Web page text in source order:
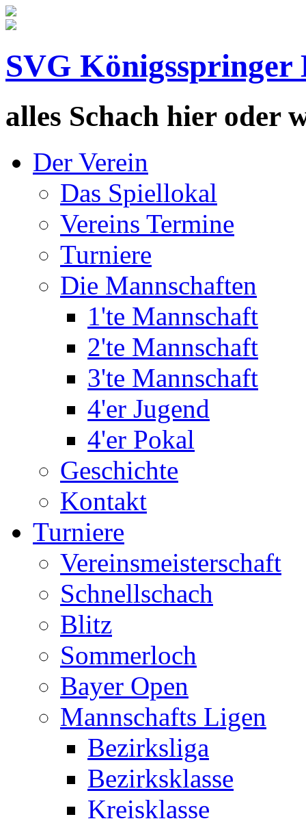
SVG Königsspringer
alles Schach hier oder
Der Verein
Das Spiellokal
Vereins Termine
Turniere
Die Mannschaften
1'te Mannschaft
2'te Mannschaft
3'te Mannschaft
4'er Jugend
4'er Pokal
Geschichte
Kontakt
Turniere
Vereinsmeisterschaft
Schnellschach
Blitz
Sommerloch
Bayer Open
Mannschafts Ligen
Bezirksliga
Bezirksklasse
Kreisklasse